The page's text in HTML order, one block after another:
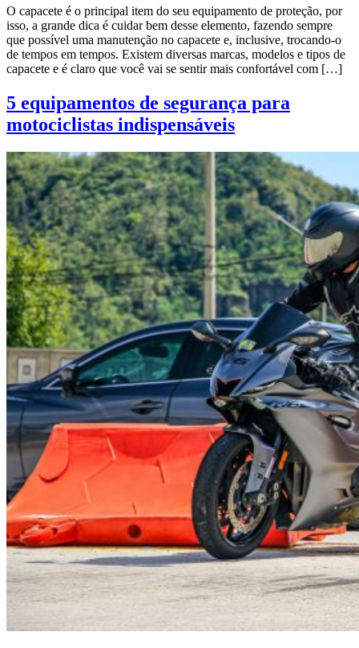
O capacete é o principal item do seu equipamento de proteção, por
isso, a grande dica é cuidar bem desse elemento, fazendo sempre
que possível uma manutenção no capacete e, inclusive, trocando-o
de tempos em tempos. Existem diversas marcas, modelos e tipos de
capacete e é claro que você vai se sentir mais confortável com […]
5 equipamentos de segurança para
motociclistas indispensáveis